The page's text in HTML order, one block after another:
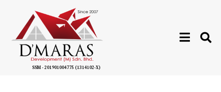
SSM - 201901004775 (1314102-X)